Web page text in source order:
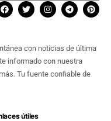
con noticias de última
informado con nuestra
Tu fuente confiable de
útiles